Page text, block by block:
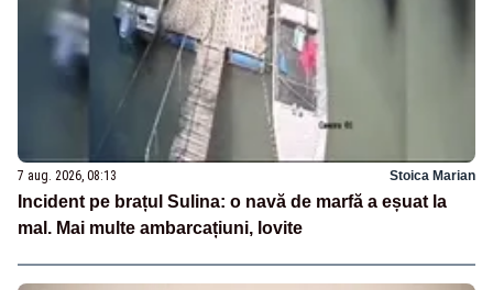
7 aug. 2026, 08:13 Stoica Marian
Incident pe brațul Sulina: o navă de marfă a eșuat la
mal. Mai multe ambarcațiuni, lovite